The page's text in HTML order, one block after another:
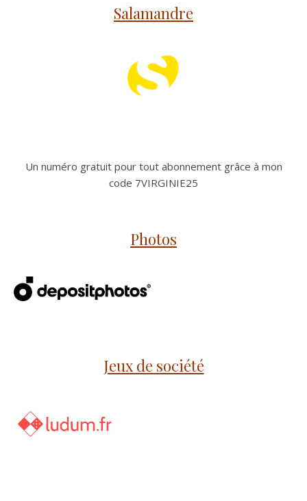
Salamandre
Un numéro gratuit pour tout abonnement grâce à mon
code 7VIRGINIE25
Photos
Jeux de société